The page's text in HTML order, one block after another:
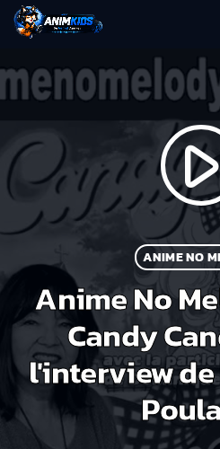
ANIME NO
Anime No
Candy
l'interview